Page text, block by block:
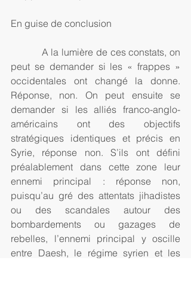
En guise de conclusion
peut se demander si les « frappes »
occidentales ont changé la donne.
Réponse, non. On peut ensuite se
demander si les alliés franco-anglo-
américains ont des objectifs
stratégiques identiques et précis en
Syrie, réponse non. S’ils ont défini
préalablement dans cette zone leur
ennemi principal : réponse non,
puisqu’au gré des attentats jihadistes
ou des scandales autour des
bombardements ou gazages de
rebelles, l’ennemi principal y oscille
entre Daesh, le régime syrien et les